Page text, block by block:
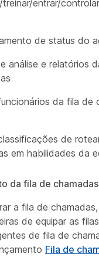
treinar/entrar/
de status do
análise e relatórios
da fila de
de
em habilidades da
da fila de chamadas
a fila de
de equipar as
de fila de
Fila de